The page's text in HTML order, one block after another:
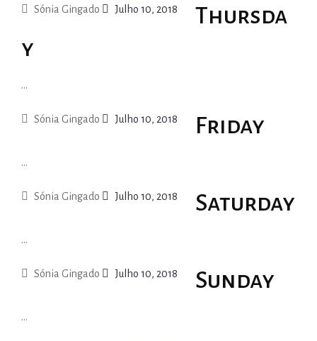
Sónia Gingado Julho 10, 2018
Thursda
y
...
Sónia Gingado Julho 10, 2018 Friday
...
Sónia Gingado Julho 10, 2018 Saturday
...
Sónia Gingado Julho 10, 2018 Sunday
...